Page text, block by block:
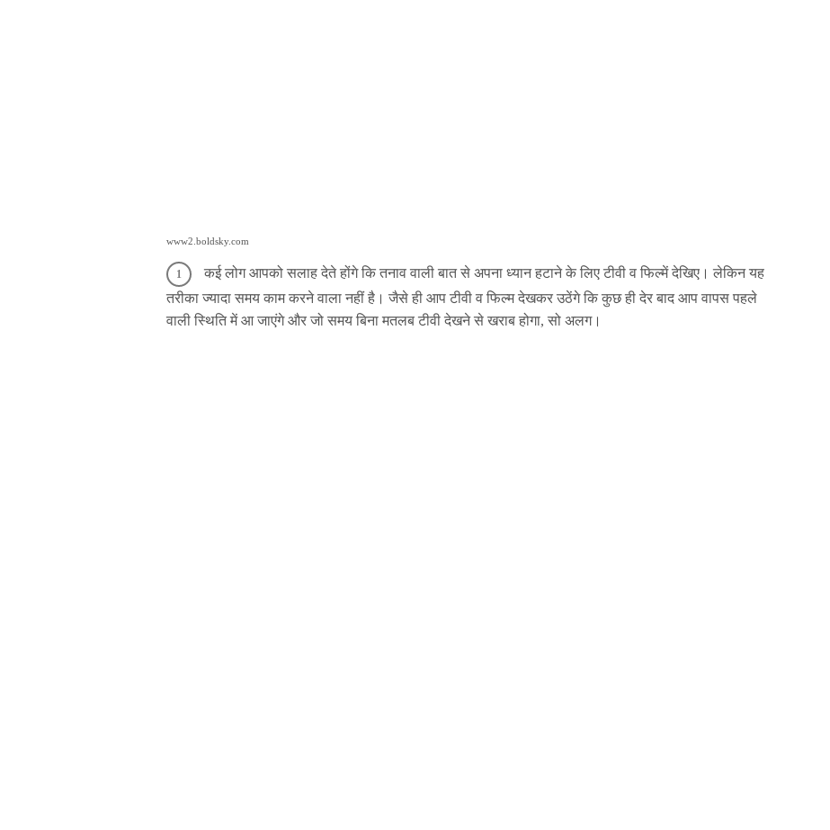
www2.boldsky.com
कई लोग आपको सलाह देते होंगे कि तनाव वाली बात से अपना ध्यान हटाने के लिए टीवी व फिल्‍में देखिए। लेकिन यह
तरीका ज्यादा समय काम करने वाला नहीं है। जैसे ही आप टीवी व फिल्‍म देखकर उठेंगे कि कुछ ही देर बाद आप वापस पहले
वाली स्थिति में आ जाएंगे और जो समय बिना मतलब टीवी देखने से खराब होगा, सो अलग।